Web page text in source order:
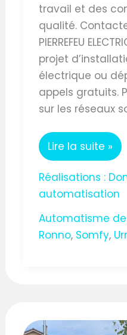
travail et des
qualité.
PIERREFEU
projet
électrique ou
appels gratuits.
sur les réseaux
Lire la suite »
Réalisations :
automatisation
Automatisme
Ronno, Somfy,
PORTE